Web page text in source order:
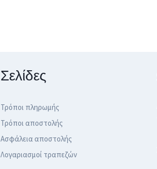
Σελίδες
Τρόποι πληρωμής
Τρόποι αποστολής
Ασφάλεια αποστολής
Λογαριασμοί τραπεζών